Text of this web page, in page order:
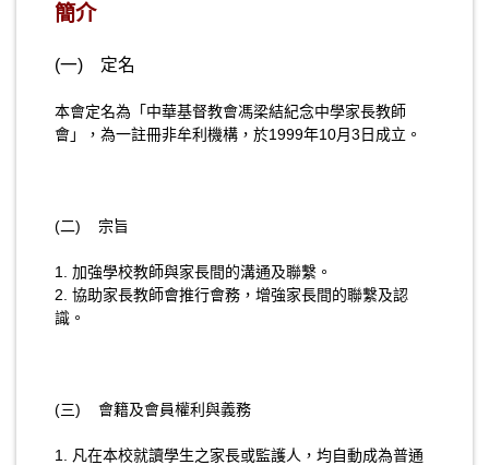
簡介
(一) 定名
本會定名為「中華基督教會馮梁結紀念中學家長教師
會」，為一註冊非牟利機構，於1999年10月3日成立。
(二) 宗旨
1. 加強學校教師與家長間的溝通及聯繫。
2. 協助家長教師會推行會務，增強家長間的聯繫及認
識。
(三) 會籍及會員權利與義務
1. 凡在本校就讀學生之家長或監護人，均自動成為普通